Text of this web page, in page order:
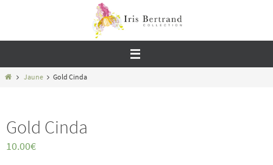
contenu
HomeJaune Gold Cinda
Gold Cinda
10.00€